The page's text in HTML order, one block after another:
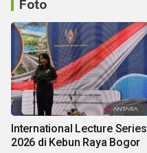
Foto
International Lecture Series
2026 di Kebun Raya Bogor